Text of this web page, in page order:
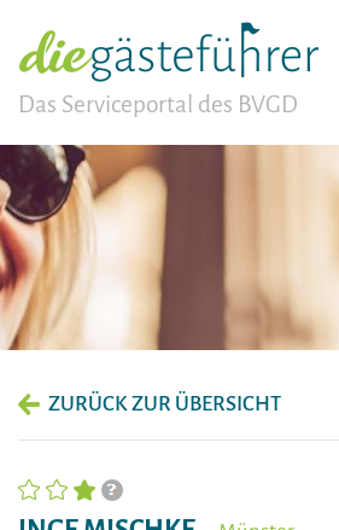
Das Serviceportal des BVGD
ZURÜCK ZUR ÜBERSICHT